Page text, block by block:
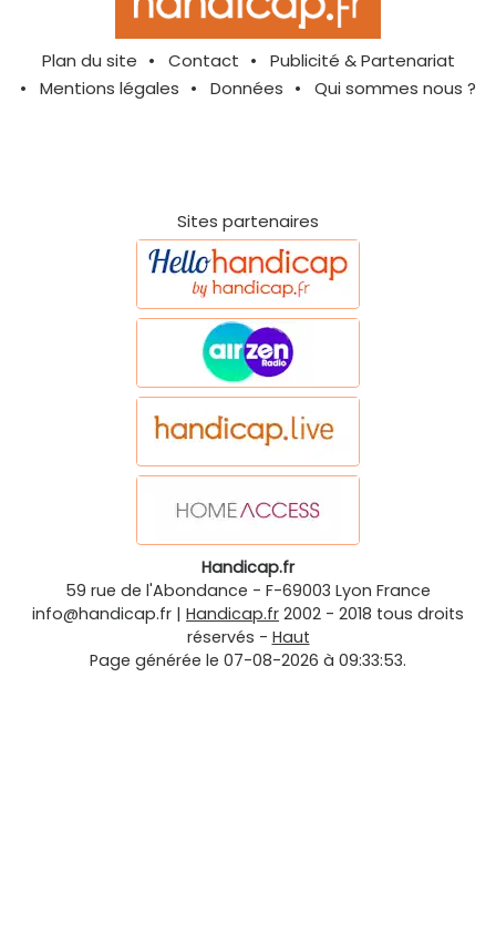
Plan du site Contact
Publicité & Partenariat
Mentions légales
Données Qui sommes nous ?
Sites partenaires
Handicap.fr
59 rue de l'Abondance - F-69003 Lyon France
info@handicap.fr | Handicap.fr 2002 - 2018 tous droits
réservés - Haut
Page générée le 07-08-2026 à 09:33:53.